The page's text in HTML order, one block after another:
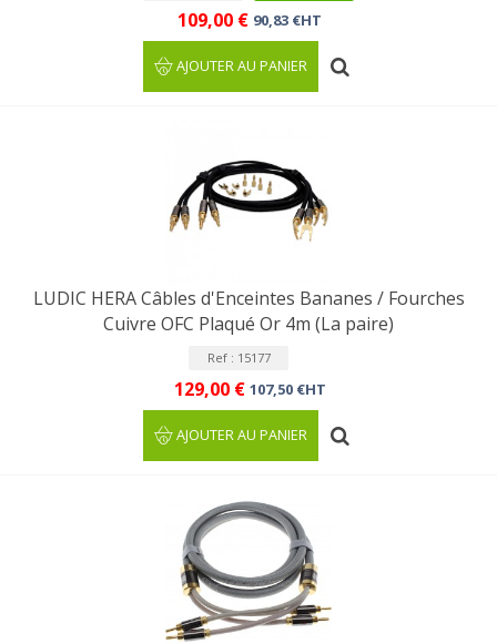
109,00 € 90,83 €HT
AJOUTER AU PANIER
LUDIC HERA Câbles d'Enceintes Bananes / Fourches
Cuivre OFC Plaqué Or 4m (La paire)
Ref : 15177
129,00 € 107,50 €HT
AJOUTER AU PANIER